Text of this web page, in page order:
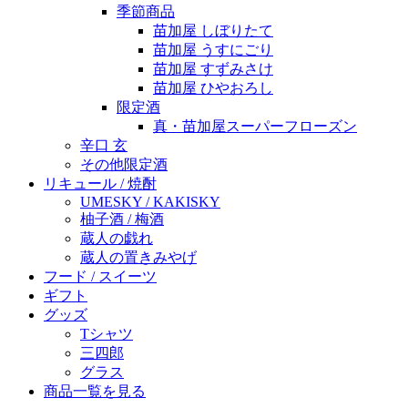
季節商品
苗加屋 しぼりたて
苗加屋 うすにごり
苗加屋 すずみさけ
苗加屋 ひやおろし
限定酒
真・苗加屋スーパーフローズン
辛口 玄
その他限定酒
リキュール / 焼酎
UMESKY / KAKISKY
柚子酒 / 梅酒
蔵人の戯れ
蔵人の置きみやげ
フード / スイーツ
ギフト
グッズ
Tシャツ
三四郎
グラス
商品一覧を見る